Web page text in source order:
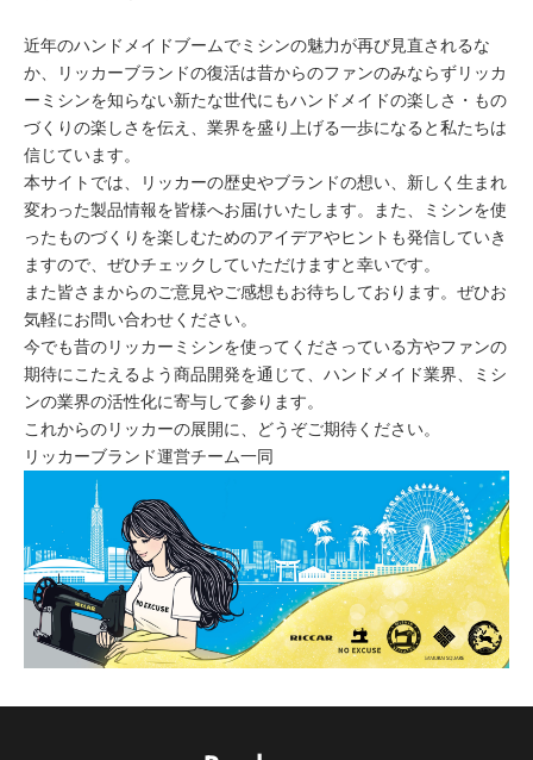
近年のハンドメイドブームでミシンの魅力が再び見直されるな
か、リッカーブランドの復活は昔からのファンのみならずリッカ
ーミシンを知らない新たな世代にもハンドメイドの楽しさ・もの
づくりの楽しさを伝え、業界を盛り上げる一歩になると私たちは
信じています。
本サイトでは、リッカーの歴史やブランドの想い、新しく生まれ
変わった製品情報を皆様へお届けいたします。また、ミシンを使
ったものづくりを楽しむためのアイデアやヒントも発信していき
ますので、ぜひチェックしていただけますと幸いです。
また皆さまからのご意見やご感想もお待ちしております。ぜひお
気軽にお問い合わせください。
今でも昔のリッカーミシンを使ってくださっている方やファンの
期待にこたえるよう商品開発を通じて、ハンドメイド業界、ミシ
ンの業界の活性化に寄与して参ります。
これからのリッカーの展開に、どうぞご期待ください。
リッカーブランド運営チーム一同